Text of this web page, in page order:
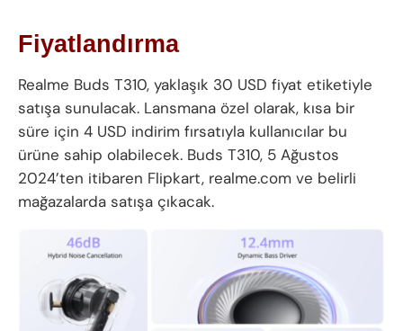
Fiyatlandırma
Realme Buds T310, yaklaşık 30 USD fiyat etiketiyle
satışa sunulacak. Lansmana özel olarak, kısa bir
süre için 4 USD indirim fırsatıyla kullanıcılar bu
ürüne sahip olabilecek. Buds T310, 5 Ağustos
2024’ten itibaren Flipkart, realme.com ve belirli
mağazalarda satışa çıkacak.